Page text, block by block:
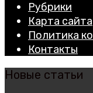
Рубрики
Карта сайта
Политика
Контакты
Новые статьи